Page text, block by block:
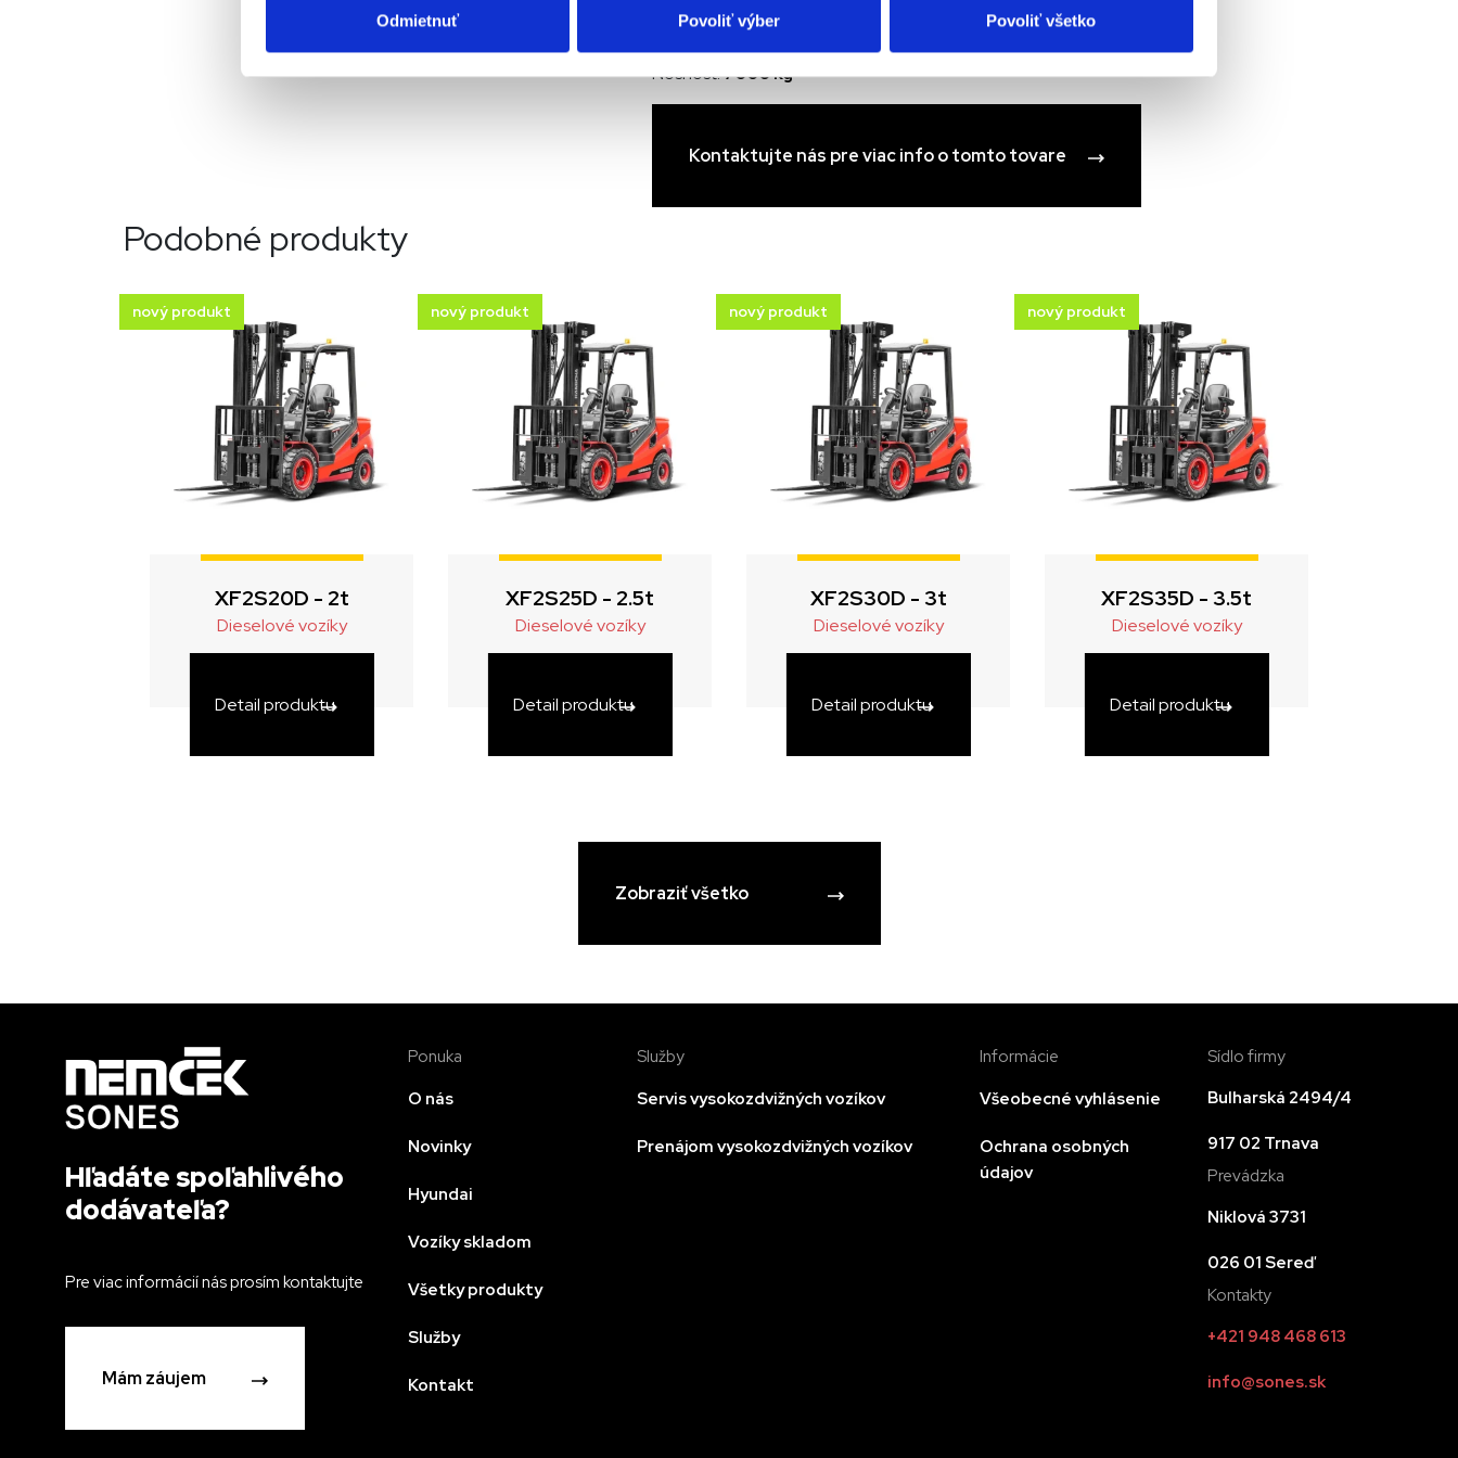
Odmietnuť Povoliť výber Povoliť všetko
Výrobca:HC Forklift
Nosnosť:7000 kg
online katalóg
Kontaktujte nás pre viac info o tomto tovare
Podobné produkty
nový produkt
XF2S20D - 2t
Dieselové vozíky
Detail produktu
nový produkt
XF2S25D - 2.5t
Dieselové vozíky
Detail produktu
nový produkt
XF2S30D - 3t
Dieselové vozíky
Detail produktu
nový produkt
XF2S35D - 3.5t
Dieselové vozíky
Detail produktu
Zobraziť všetko
Hľadáte spoľahlivého
dodávateľa?
Pre viac informácií nás prosím kontaktujte
Mám záujem
Ponuka
O nás
Novinky
Hyundai
Vozíky skladom
Všetky produkty
Služby
Kontakt
Služby
Servis vysokozdvižných vozíkov
Prenájom vysokozdvižných vozíkov
Informácie
Všeobecné vyhlásenie
Ochrana osobných
údajov
Sídlo firmy
Bulharská 2494/4
917 02 Trnava
Prevádzka
Niklová 3731
026 01 Sereď
Kontakty
+421 948 468 613
info@sones.sk